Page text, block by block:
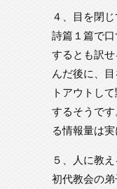
４、目を閉
詩篇１篇で
するとも訳
んだ後に、
トアウトし
するそうで
る情報量は実
５、人に教え
初代教会の